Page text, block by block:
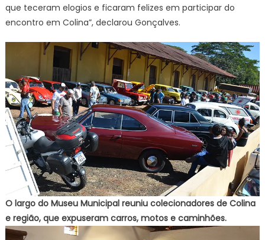
que teceram elogios e ficaram felizes em participar do
encontro em Colina”, declarou Gonçalves.
O largo do Museu Municipal reuniu colecionadores de Colina
e região, que expuseram carros, motos e caminhões.